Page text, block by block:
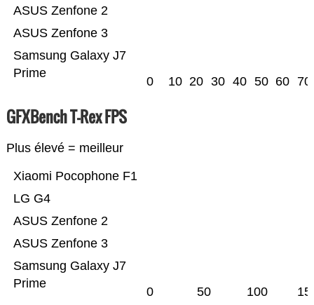
Samsung Galaxy J7
Prime
ASUS Zenfone 3
ASUS Zenfone 2
0 10 20 30 40 50 60 70
GFXBench T-Rex FPS
Plus élevé = meilleur
Samsung Galaxy J7
Prime
ASUS Zenfone 3
ASUS Zenfone 2
LG G4
Xiaomi Pocophone F1
0 50 100